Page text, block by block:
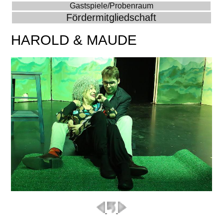
Gastspiele/Probenraum
Fördermitgliedschaft
HAROLD & MAUDE